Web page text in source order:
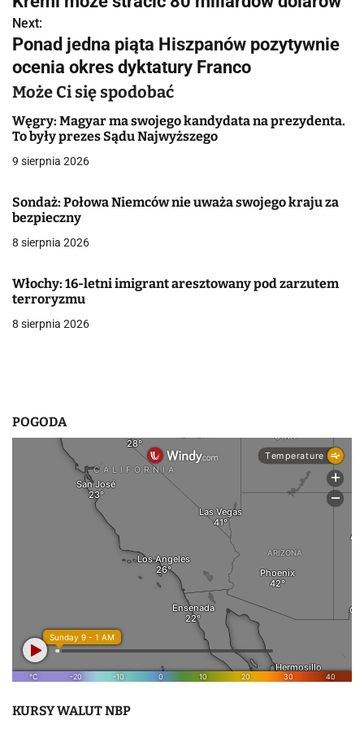
w
i
g
a
c
a
w
i
s
Next:
Ponad jedna piąta Hiszpanów pozytywnie
ocenia okres dyktatury Franco
Może Ci się spodobać
Węgry: Magyar ma swojego kandydata na prezydenta.
To były prezes Sądu Najwyższego
9 sierpnia 2026
Sondaż: Połowa Niemców nie uważa swojego kraju za
bezpieczny
8 sierpnia 2026
Włochy: 16-letni imigrant aresztowany pod zarzutem
terroryzmu
8 sierpnia 2026
POGODA
KURSY WALUT NBP